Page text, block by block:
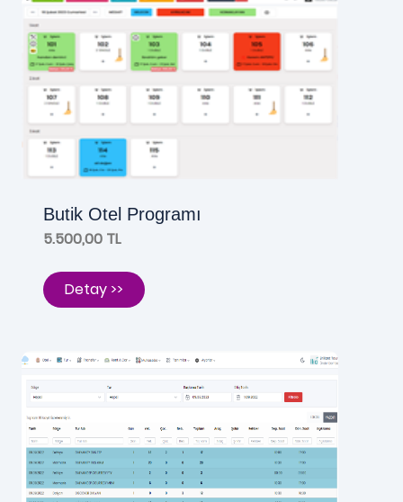
Butik Otel Programı
5.500,00 TL
Detay >>